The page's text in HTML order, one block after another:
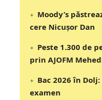
Moody’s
cere Nicușor Dan
Peste 1.300 de
prin AJOFM
Bac 2026 în
examen